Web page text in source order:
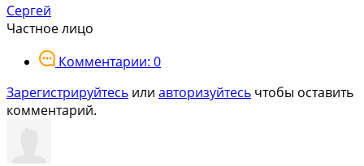
Сергей
Частное лицо
Комментарии: 0
Зарегистрируйтесь или авторизуйтесь чтобы оставить
комментарий.